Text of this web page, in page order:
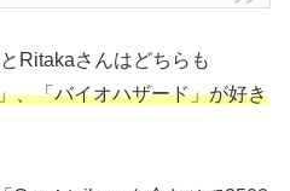
Ritakaさんはどちらも
、「バイオハザード」が好き